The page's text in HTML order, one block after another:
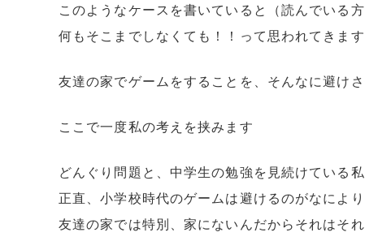
このようなケースを書いていると（読んでいる方
何もそこまでしなくても！！って思われてきます
友達の家でゲームをすることを、そんなに避け
ここで一度私の考えを挟みます
どんぐり問題と、中学生の勉強を見続けている
正直、小学校時代のゲームは避けるのがなによ
友達の家では特別、家にないんだからそれはそ